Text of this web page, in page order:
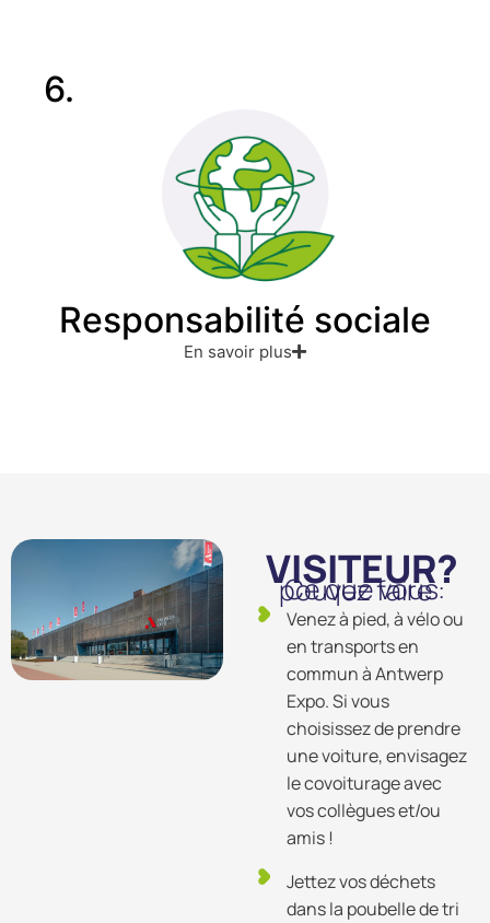
6.
Responsabilité sociale
En savoir plus
VISITEUR?
Ce que vous pouvez faire :
Venez à pied, à vélo ou
en transports en
commun à Antwerp
Expo. Si vous
choisissez de prendre
une voiture, envisagez
le covoiturage avec
vos collègues et/ou
amis !
Jettez vos déchets
dans la poubelle de tri